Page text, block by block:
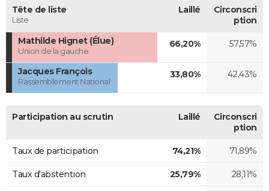
Tête de liste
Liste
Laillé
Circonscri
ption
Mathilde Hignet (Élue)
Union de la gauche
66,20% 57,57%
Jacques François
Rassemblement National
33,80% 42,43%
Participation au scrutin Laillé
Circonscri
ption
Taux de participation 74,21% 71,89%
Taux d'abstention 25,79% 28,11%